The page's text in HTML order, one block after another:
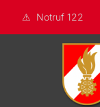
Notruf 122